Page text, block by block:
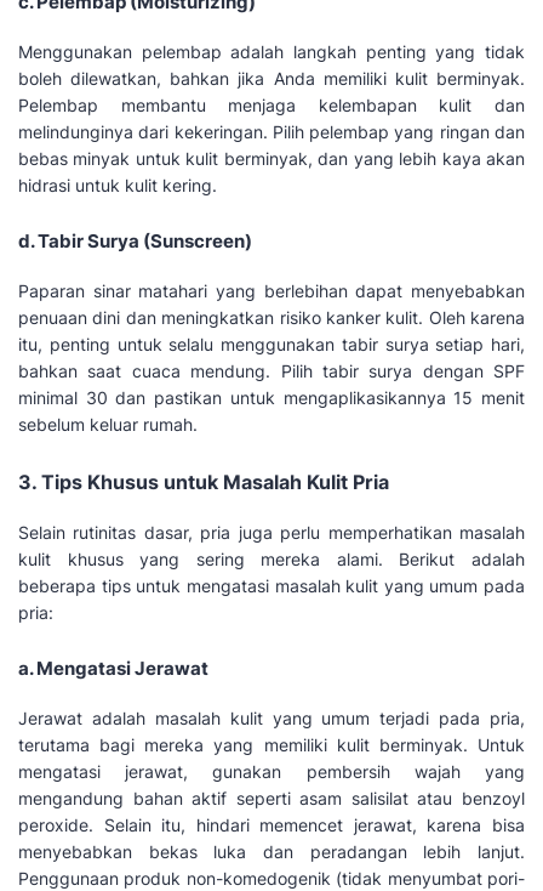
Menggunakan pelembap adalah langkah penting yang tidak
boleh dilewatkan, bahkan jika Anda memiliki kulit berminyak.
Pelembap membantu menjaga kelembapan kulit dan
melindunginya dari kekeringan. Pilih pelembap yang ringan dan
bebas minyak untuk kulit berminyak, dan yang lebih kaya akan
hidrasi untuk kulit kering.
d. Tabir Surya (Sunscreen)
Paparan sinar matahari yang berlebihan dapat menyebabkan
penuaan dini dan meningkatkan risiko kanker kulit. Oleh karena
itu, penting untuk selalu menggunakan tabir surya setiap hari,
bahkan saat cuaca mendung. Pilih tabir surya dengan SPF
minimal 30 dan pastikan untuk mengaplikasikannya 15 menit
sebelum keluar rumah.
3. Tips Khusus untuk Masalah Kulit Pria
Selain rutinitas dasar, pria juga perlu memperhatikan masalah
kulit khusus yang sering mereka alami. Berikut adalah
beberapa tips untuk mengatasi masalah kulit yang umum pada
pria:
a. Mengatasi Jerawat
Jerawat adalah masalah kulit yang umum terjadi pada pria,
terutama bagi mereka yang memiliki kulit berminyak. Untuk
mengatasi jerawat, gunakan pembersih wajah yang
mengandung bahan aktif seperti asam salisilat atau benzoyl
peroxide. Selain itu, hindari memencet jerawat, karena bisa
menyebabkan bekas luka dan peradangan lebih lanjut.
Penggunaan produk non-komedogenik (tidak menyumbat pori-